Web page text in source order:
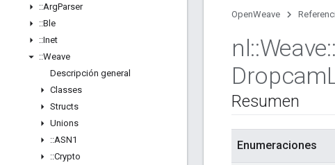
::ArgParser
::Ble
::Inet
::Weave
Descripción general
Classes
Structs
Unions
::ASN1
::Crypto
OpenWeave
nl::Weave::
Dropcam
Resumen
Enumeraciones